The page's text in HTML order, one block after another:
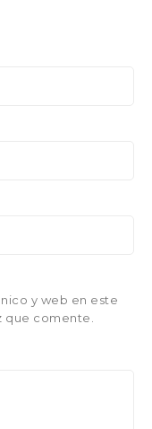
y web en este
que comente.